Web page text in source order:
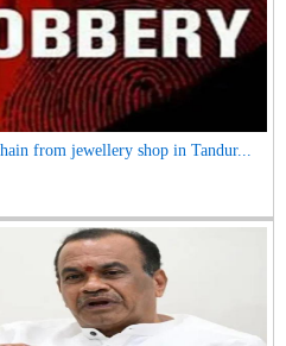
from jewellery shop in Tandur...